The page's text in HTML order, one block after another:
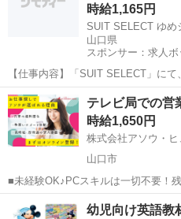
時給1,165円
SUIT SELECT ゆめ
山口県
スポンサー：求人ボ
【仕事内容】「SUIT SELECT」に
客・販売業務全般をお任せします。
様の人生の大切なイベント(入学式、
30分〜1時間かけて丁寧に1着...
アルバイト・パート
テレビ局での営
時給1,650円
株式会社アソウ・
山口市
■未経験OK♪PCスキルは一切不要！
9時半開始！大手安定企業で活躍で
機関を使用するためお仕事中の運転
山口市 営業
幼児向け英語教